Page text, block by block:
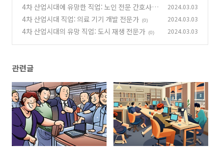
4차 산업시대에 유망한 직업: 노인 전문 간호사
(0)
2024.03.03
4차 산업시대 직업: 의료 기기 개발 전문가 (0) 2024.03.03
4차 산업시대의 유망 직업: 도시 재생 전문가 (0) 2024.03.03
관련글